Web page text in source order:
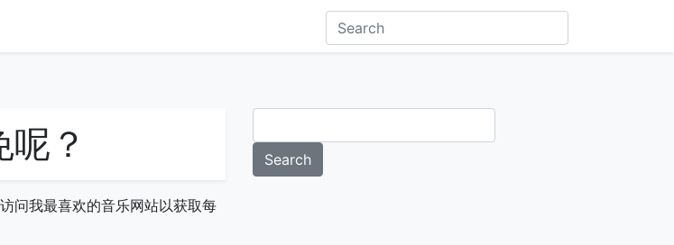
？
问我最喜欢的音乐网站以获取每
Search